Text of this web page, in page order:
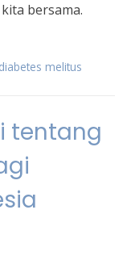
bersama.
melitus
tentang